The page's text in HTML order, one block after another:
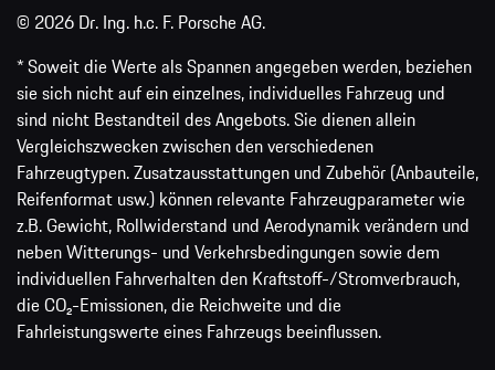
© 2026 Dr. Ing. h.c. F. Porsche AG.
* Soweit die Werte als Spannen angegeben werden, beziehen
sie sich nicht auf ein einzelnes, individuelles Fahrzeug und
sind nicht Bestandteil des Angebots. Sie dienen allein
Vergleichszwecken zwischen den verschiedenen
Fahrzeugtypen. Zusatzausstattungen und Zubehör (Anbauteile,
Reifenformat usw.) können relevante Fahrzeugparameter wie
z.B. Gewicht, Rollwiderstand und Aerodynamik verändern und
neben Witterungs- und Verkehrsbedingungen sowie dem
individuellen Fahrverhalten den Kraftstoff-/Stromverbrauch,
die CO₂-Emissionen, die Reichweite und die
Fahrleistungswerte eines Fahrzeugs beeinflussen.